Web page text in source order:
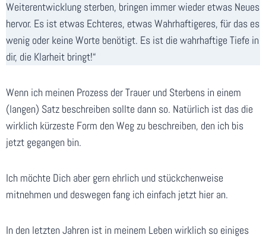
Weiterentwicklung sterben, bringen immer wieder etwas Neues
hervor. Es ist etwas Echteres, etwas Wahrhaftigeres, für das es
wenig oder keine Worte benötigt. Es ist die wahrhaftige Tiefe in
dir, die Klarheit bringt!“
Wenn ich meinen Prozess der Trauer und Sterbens in einem
(langen) Satz beschreiben sollte dann so. Natürlich ist das die
wirklich kürzeste Form den Weg zu beschreiben, den ich bis
jetzt gegangen bin.
Ich möchte Dich aber gern ehrlich und stückchenweise
mitnehmen und deswegen fang ich einfach jetzt hier an.
In den letzten Jahren ist in meinem Leben wirklich so einiges